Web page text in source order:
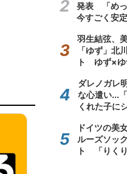
発表 「めっ
今すごく安
羽生結弦、
「ゆず」北
ト ゆず×ゆ
ダレノガレ
な心遣い...
くれた子に
ドイツの美
ルーズソッ
ト 「りく